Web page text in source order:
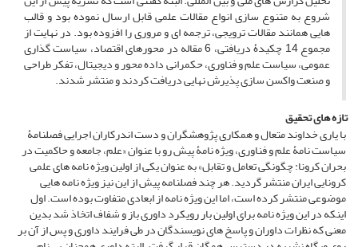
شروع به متنوع سازی انواع مقالات علمی قابل ارسال نموده بود و قالب
هایی همانند مقالات ترویجی، ترجمه ای و مروری را افزوده بود. در نهایت از
مجموع 14 چکیدۀ دریافتی، 6 مقاله در محورهای اقتصاد، سیاست گذاری
عمومی، سیاست علم و فناوری، حکمرانی داده محور و دیجیتال، تفکر طراحی
و صنعت واکسن سازی پذیرش نهایی دریافت کردند و منتشر شدند.
تازه های تحقیق
با یاری خداوند متعال و همکاری پژوهشگران و دست اندرکاران اجرایی فصلنامۀ
سیاست نامۀ علم و فناوری، ویژه نامۀ پیش رو با عنوان «علم، جامعه و حاکمیت در
بحران کرونا: چگونگی تعامل و تقابل» به عنوان یکی از اولین ویژه نامه های علمی
کرونایی ایران منتشر گردید. هر چند فصلنامه پیش از این نیز ویژه نامه هایی
موضوعی منتشر کرده است، اما این ویژه نامه از ابعادی متفاوت بوده است. اول
اینکه در این ویژه نامه برای اولین بار رویکرد داوری باز و شفاف اتخاذ شد بدین
معنی که نظرات داوران و پاسخ های نویسندگان در طی فرایند داوری و پس از آن بر